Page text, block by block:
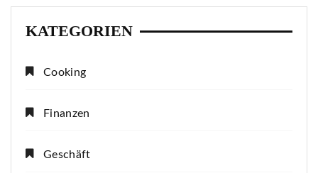
KATEGORIEN
Cooking
Finanzen
Geschäft